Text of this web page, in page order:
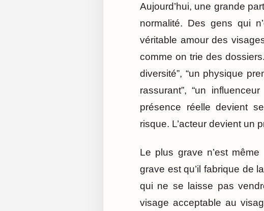
Aujourd’hui, une grande
normalité. Des gens qui
véritable amour des
comme on trie des dossiers.
diversité”, “un physique
rassurant”, “un
présence réelle devient
risque. L’acteur devient un
Le plus grave n’est
grave est qu’il fabrique de
qui ne se laisse pas
visage acceptable au